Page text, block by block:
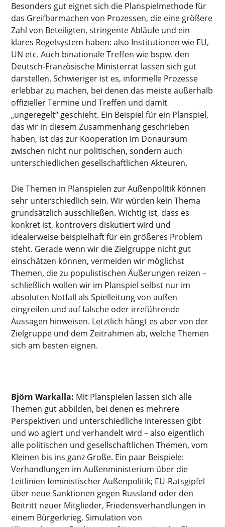
Besonders gut eignet sich die Planspielmethode für
das Greifbarmachen von Prozessen, die eine größere
Zahl von Beteiligten, stringente Abläufe und ein
klares Regelsystem haben: also Institutionen wie EU,
UN etc. Auch binationale Treffen wie bspw. den
Deutsch-Französische Ministerrat lassen sich gut
darstellen. Schwieriger ist es, informelle Prozesse
erlebbar zu machen, bei denen das meiste außerhalb
offizieller Termine und Treffen und damit
„ungeregelt“ geschieht. Ein Beispiel für ein Planspiel,
das wir in diesem Zusammenhang geschrieben
haben, ist das zur Kooperation im Donauraum
zwischen nicht nur politischen, sondern auch
unterschiedlichen gesellschaftlichen Akteuren.
Die Themen in Planspielen zur Außenpolitik können
sehr unterschiedlich sein. Wir würden kein Thema
grundsätzlich ausschließen. Wichtig ist, dass es
konkret ist, kontrovers diskutiert wird und
idealerweise beispielhaft für ein größeres Problem
steht. Gerade wenn wir die Zielgruppe nicht gut
einschätzen können, vermeiden wir möglichst
Themen, die zu populistischen Äußerungen reizen –
schließlich wollen wir im Planspiel selbst nur im
absoluten Notfall als Spielleitung von außen
eingreifen und auf falsche oder irreführende
Aussagen hinweisen. Letztlich hängt es aber von der
Zielgruppe und dem Zeitrahmen ab, welche Themen
sich am besten eignen.
Björn Warkalla: Mit Planspielen lassen sich alle
Themen gut abbilden, bei denen es mehrere
Perspektiven und unterschiedliche Interessen gibt
und wo agiert und verhandelt wird – also eigentlich
alle politischen und gesellschaftlichen Themen, vom
Kleinen bis ins ganz Große. Ein paar Beispiele:
Verhandlungen im Außenministerium über die
Leitlinien feministischer Außenpolitik; EU-Ratsgipfel
über neue Sanktionen gegen Russland oder den
Beitritt neuer Mitglieder, Friedensverhandlungen in
einem Bürgerkrieg, Simulation von